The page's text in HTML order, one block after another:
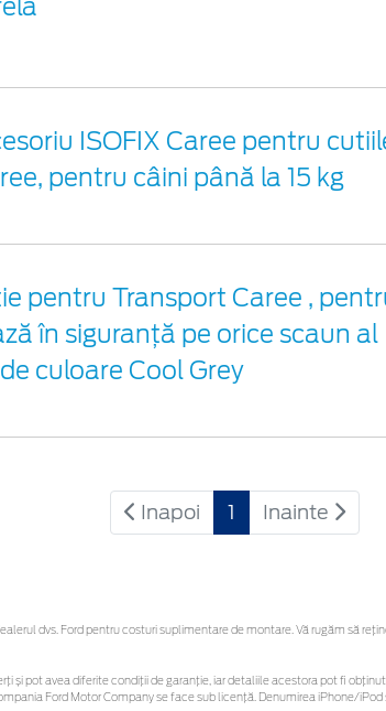
ISOFIX Caree pentru
pentru câini până la 15 kg
pentru Transport Caree ,
în siguranță pe orice scaun al
culoare Cool Grey
Inapoi 1 Inainte
dvs. Ford pentru costuri suplimentare de montare. Vă rugăm să
și pot avea diferite condiții de garanție, iar detaliile acestora pot fi
Ford Motor Company se face sub licență. Denumirea iPhone/